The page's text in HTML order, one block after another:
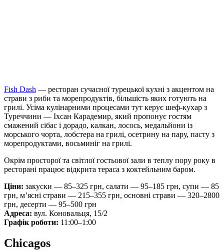
Fish Dash — ресторан сучасної турецької кухні з акцентом на
страви з риби та морепродуктів, більшість яких готують на
грилі. Усіма кулінарними процесами тут керує шеф-кухар з
Туреччини — Іхсан Карадемир, який пропонує гостям
смажений сібас і дорадо, калкан, лосось, медальйони із
морського чорта, лобстера на грилі, осетрину на пару, пасту з
морепродуктами, восьминіг на грилі.
Окрім просторої та світлої гостьової зали в теплу пору року в
ресторані працює відкрита тераса з коктейльним баром.
Ціни: закуски — 85–325 грн, салати — 95–185 грн, супи — 85
грн, м’ясні страви — 215–355 грн, основні страви — 320–2800
грн, десерти — 95–500 грн
Адреса: вул. Коновальця, 15/2
Графік роботи: 11:00–1:00
Chicagos